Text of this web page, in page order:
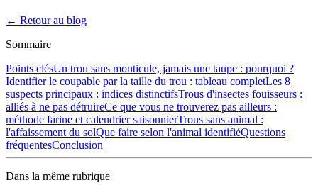
← Retour au blog
Sommaire
Points clésUn trou sans monticule, jamais une taupe : pourquoi ?
Identifier le coupable par la taille du trou : tableau completLes 8
suspects principaux : indices distinctifsTrous d'insectes fouisseurs :
alliés à ne pas détruireCe que vous ne trouverez pas ailleurs :
méthode farine et calendrier saisonnierTrous sans animal :
l'affaissement du solQue faire selon l'animal identifiéQuestions
fréquentesConclusion
Dans la même rubrique